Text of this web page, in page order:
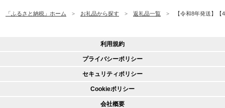
「ふるさと納税」ホーム お礼品から探す 返礼品一覧 【令和8年発送】
利用規約
プライバシーポリシー
セキュリティポリシー
Cookieポリシー
会社概要